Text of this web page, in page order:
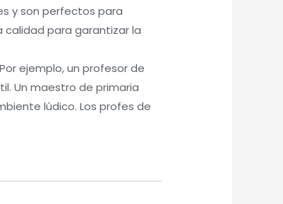
y son perfectos para
calidad para garantizar la
ejemplo, un profesor de
Un maestro de primaria
lúdico. Los profes de